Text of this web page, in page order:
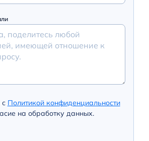
с Политикой конфиденциальности
на обработку данных.